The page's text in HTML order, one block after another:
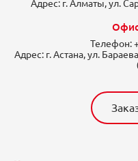
Адрес: г. Алматы, ул.
Офис
Телефон:
Адрес: г. Астана, ул.